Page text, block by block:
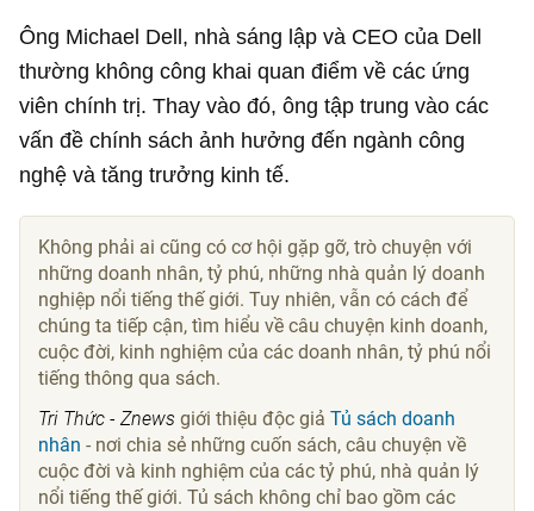
Ông Michael Dell, nhà sáng lập và CEO của Dell
thường không công khai quan điểm về các ứng
viên chính trị. Thay vào đó, ông tập trung vào các
vấn đề chính sách ảnh hưởng đến ngành công
nghệ và tăng trưởng kinh tế.
Không phải ai cũng có cơ hội gặp gỡ, trò chuyện với
những doanh nhân, tỷ phú, những nhà quản lý doanh
nghiệp nổi tiếng thế giới. Tuy nhiên, vẫn có cách để
chúng ta tiếp cận, tìm hiểu về câu chuyện kinh doanh,
cuộc đời, kinh nghiệm của các doanh nhân, tỷ phú nổi
tiếng thông qua sách.
Tri Thức - Znews giới thiệu độc giảTủ sách doanh
nhân - nơi chia sẻ những cuốn sách, câu chuyện về
cuộc đời và kinh nghiệm của các tỷ phú, nhà quản lý
nổi tiếng thế giới. Tủ sách không chỉ bao gồm các